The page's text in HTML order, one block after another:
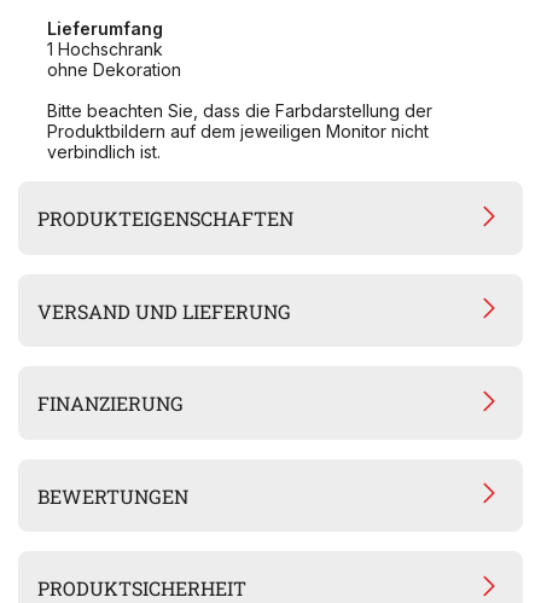
Lieferumfang
1 Hochschrank
ohne Dekoration
Bitte beachten Sie, dass die Farbdarstellung der
Produktbildern auf dem jeweiligen Monitor nicht
verbindlich ist.
PRODUKTEIGENSCHAFTEN
VERSAND UND LIEFERUNG
FINANZIERUNG
BEWERTUNGEN
PRODUKTSICHERHEIT